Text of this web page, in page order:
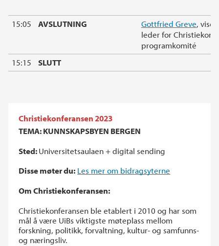
15:05 AVSLUTNING Gottfried Greve,
leder for
programkomité
15:15
SLUTT
Christiekonferansen 2023
TEMA: KUNNSKAPSBYEN BERGEN
Sted:Universitetsaulaen + digital sending
Disse møter du: Les mer om bidragsyterne
Om Christiekonferansen:
Christiekonferansen ble etablert i 2010 og har som
mål å være UiBs viktigste møteplass mellom
forskning, politikk, forvaltning, kultur- og samfunns-
og næringsliv.